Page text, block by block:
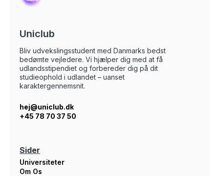
Uniclub
Bliv udvekslingsstudent med Danmarks bedst
bedømte vejledere. Vi hjælper dig med at få
udlandsstipendiet og forbereder dig på dit
studieophold i udlandet – uanset
karaktergennemsnit.
hej@uniclub.dk
+45 78 70 37 50
Sider
Universiteter
Om Os